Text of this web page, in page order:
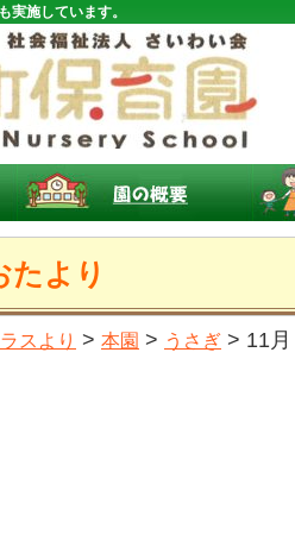
実施しています。
たより
スより > 本園 > うさぎ > 11